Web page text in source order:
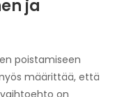
ja
poistamiseen
määrittää, että
on